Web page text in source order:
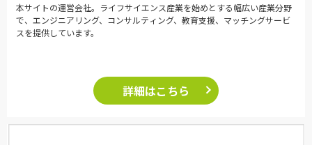
本サイトの運営会社。ライフサイエンス産業を始めとする幅広い産業分野
で、エンジニアリング、コンサルティング、教育支援、マッチングサービ
スを提供しています。
詳細はこちら